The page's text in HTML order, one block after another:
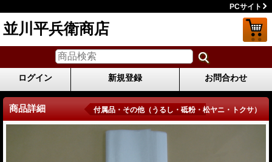
PCサイト
並川平兵衛商店
ログイン 新規登録 お問合わせ
商品詳細 付属品・その他（うるし・砥粉・松ヤニ・トクサ）